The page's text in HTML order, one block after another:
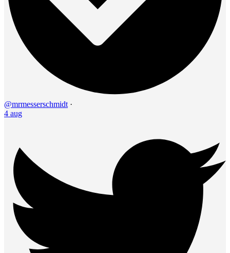
@mrmesserschmidt ·
4 aug